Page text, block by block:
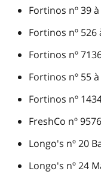
Fortinos nº 39
Fortinos nº
Fortinos nº
Fortinos nº 55
Fortinos nº
FreshCo nº
Longo's nº 20
Longo's nº 24